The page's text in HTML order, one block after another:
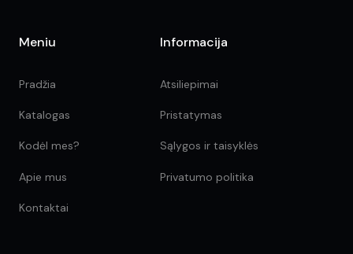
Meniu
Pradžia
Katalogas
Kodėl mes?
Apie mus
Kontaktai
Informacija
Atsiliepimai
Pristatymas
Sąlygos ir taisyklės
Privatumo politika